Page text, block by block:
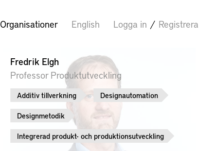
Organisationer English Logga in / Registrera
Fredrik Elgh
Professor Produktutveckling
Additiv tillverkning Designautomation
Designmetodik
Integrerad produkt- och produktionsutveckling